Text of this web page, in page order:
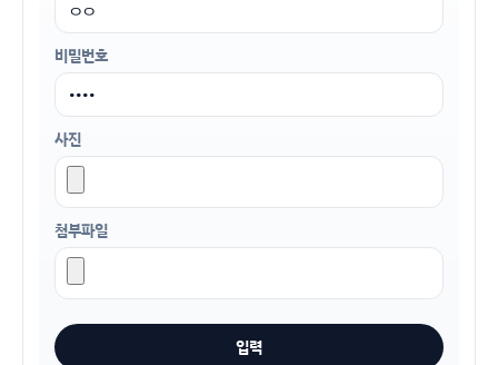
비밀번호
사진
첨부파일